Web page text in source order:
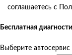
соглашаетесь с
Бесплатная
Выберите автосервис